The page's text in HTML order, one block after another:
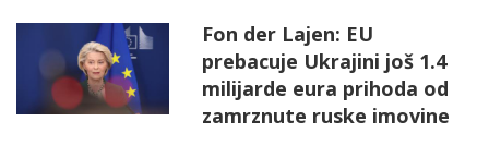
Fon der Lajen: EU
prebacuje Ukrajini još 1.4
milijarde eura prihoda od
zamrznute ruske imovine